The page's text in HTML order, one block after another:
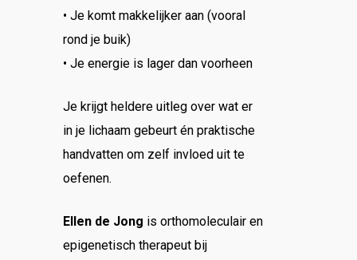
• Je komt makkelijker aan (vooral
rond je buik)
• Je energie is lager dan voorheen
Je krijgt heldere uitleg over wat er
in je lichaam gebeurt én praktische
handvatten om zelf invloed uit te
oefenen.
Ellen de Jong is orthomoleculair en
epigenetisch therapeut bij